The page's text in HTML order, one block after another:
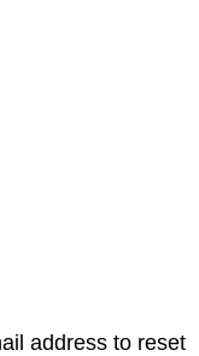
address to reset